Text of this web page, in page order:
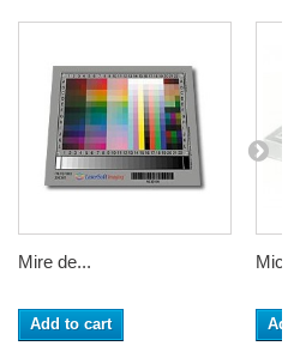
Mire de...
Add to cart